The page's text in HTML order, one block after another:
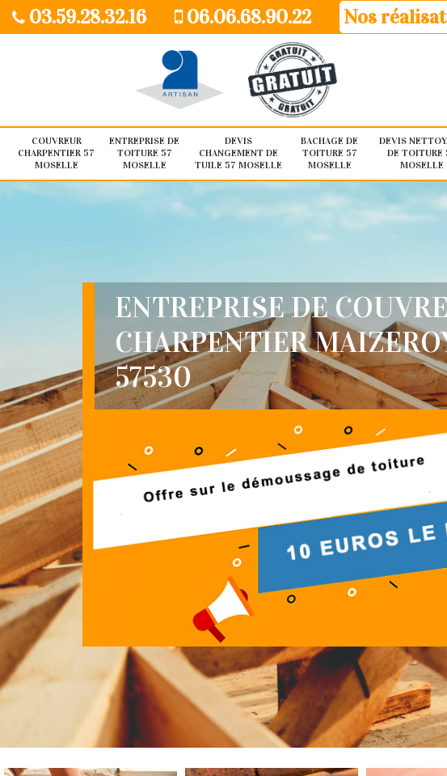
03.59.28.32.16 06.06.68.90.22 Nos
COUVREUR
CHARPENTIER 57
MOSELLE
ENTREPRISE DE
TOITURE 57
MOSELLE
DEVIS
CHANGEMENT DE
TUILE 57 MOSELLE
BACHAGE DE
TOITURE 57
MOSELLE
DEVIS
DE TOITURE
MOSELLE
ENTREPRISE DE
CHARPENTIER
57530